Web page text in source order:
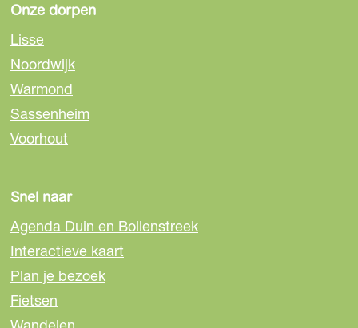
n
a
o
p
F
a
c
e
o
k
n
o
p
e
-
m
a
n
p
W
h
A
p
Onze dorpen
Lisse
Noordwijk
Warmond
Sassenheim
Voorhout
Snel naar
Agenda Duin en Bollenstreek
Interactieve kaart
Plan je bezoek
Fietsen